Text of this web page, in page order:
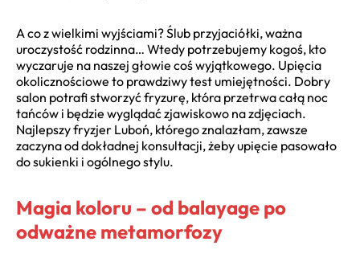
A co z wielkimi wyjściami? Ślub przyjaciółki, ważna
uroczystość rodzinna… Wtedy potrzebujemy kogoś, kto
wyczaruje na naszej głowie coś wyjątkowego. Upięcia
okolicznościowe to prawdziwy test umiejętności. Dobry
salon potrafi stworzyć fryzurę, która przetrwa całą noc
tańców i będzie wyglądać zjawiskowo na zdjęciach.
Najlepszy fryzjer Luboń, którego znalazłam, zawsze
zaczyna od dokładnej konsultacji, żeby upięcie pasowało
do sukienki i ogólnego stylu.
Magia koloru – od balayage po
odważne metamorfozy